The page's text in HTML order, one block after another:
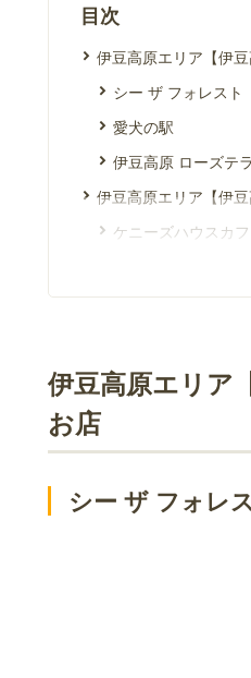
目次
伊豆高原エリア【伊
シー ザ フォレスト
愛犬の駅
伊豆高原 ローズテ
伊豆高原エリア【伊
ケニーズハウスカ
Teddy's Garden
カフェ イーストヒ
CALM
伊豆高原エリア
お店
シー ザ フォレ